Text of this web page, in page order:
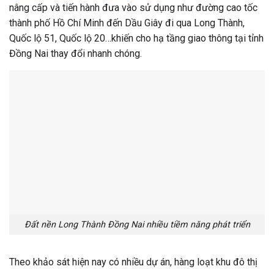
nâng cấp và tiến hành đưa vào sử dụng như đường cao tốc
thành phố Hồ Chí Minh đến Dầu Giây đi qua Long Thành,
Quốc lộ 51, Quốc lộ 20…khiến cho hạ tầng giao thông tại tỉnh
Đồng Nai thay đổi nhanh chóng.
Đất nền Long Thành Đồng Nai nhiều tiềm năng phát triển
Theo khảo sát hiện nay có nhiều dự án, hàng loạt khu đô thị